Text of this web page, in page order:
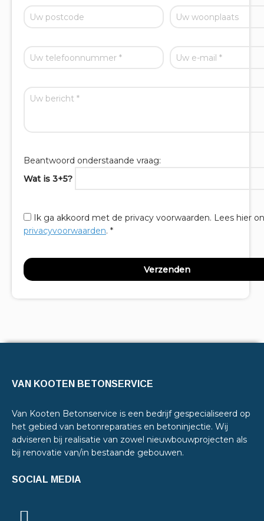
Beantwoord onderstaande vraag:
Wat is 3+5?
Ik ga akkoord met de privacy voorwaarden. Lees hier
privacyvoorwaarden. *
VAN KOOTEN BETONSERVICE
Van Kooten Betonservice is een bedrijf gespecialiseerd op
het gebied van betonreparaties en betoninjectie. Wij
adviseren bij realisatie van zowel nieuwbouwprojecten als
bij renovatie van/in bestaande gebouwen.
SOCIAL MEDIA